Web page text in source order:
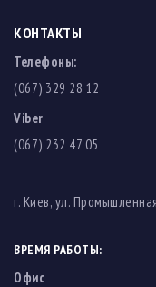
КОНТАКТЫ
Телефоны:
(067) 329 28 12
Viber
(067) 232 47 05
г. Киев, ул.
ВРЕМЯ РАБОТЫ:
Офис